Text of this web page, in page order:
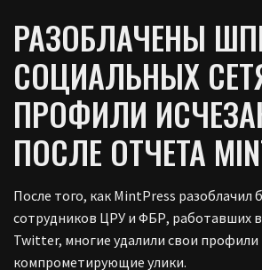
РАЗОБЛАЧЕНЫ
СОЦИАЛЬНЫХ
ПРОФИЛИ
ПОСЛЕ ОТЧЕТА
После того, как MintPress разоблачил
сотрудников ЦРУ и ФБР, работавших в
Twitter, многие удалили свои профили
компрометирующие улики.